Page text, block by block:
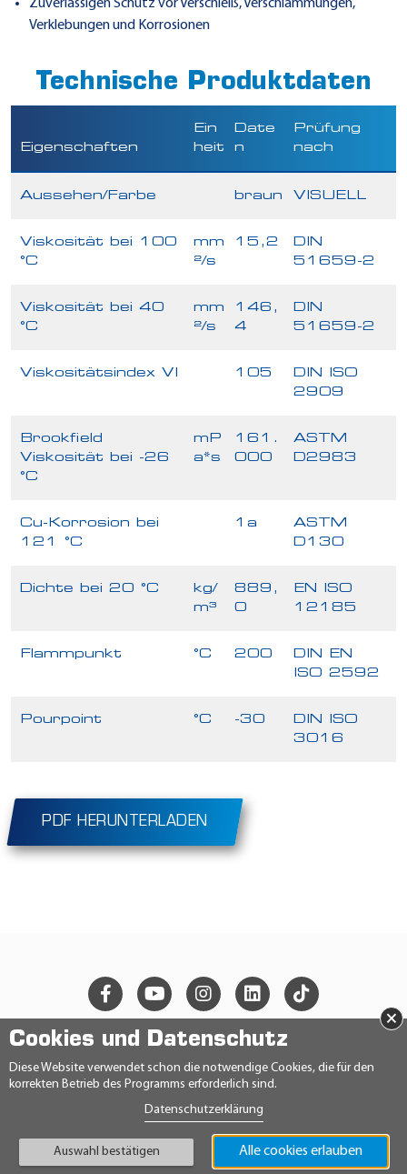
Zuverlässigen Schutz vor Verschleiß, Verschlammungen,
Verklebungen und Korrosionen
Technische Produktdaten
Eigenschaften
Ein
heit
Date
n
Prüfung
nach
Aussehen/Farbe braun VISUELL
Viskosität bei 100
°C
mm
²/s
15,2
DIN
51659-2
Viskosität bei 40
°C
mm
²/s
146,
4
DIN
51659-2
Viskositätsindex VI 105
DIN ISO
2909
Brookfield
Viskosität bei -26
°C
mP
a*s
161.
000
ASTM
D2983
Cu-Korrosion bei
121 °C
1a
ASTM
D130
Dichte bei 20 °C
kg/
m³
889,
0
EN ISO
12185
Flammpunkt °C 200
DIN EN
ISO 2592
Pourpoint °C -30
DIN ISO
3016
PDF HERUNTERLADEN
Cookies und Datenschutz
Diese Website verwendet schon die notwendige Cookies, die für den
korrekten Betrieb des Programms erforderlich sind.
Datenschutzerklärung
Auswahl bestätigen Alle cookies erlauben
×
© 2026 Ravensberger Schmierstoffvertrieb GmbH
DATENSCHUTZERKLÄRUNG
IMPRESSUM
TEILNAHMEBEDINGUNGEN